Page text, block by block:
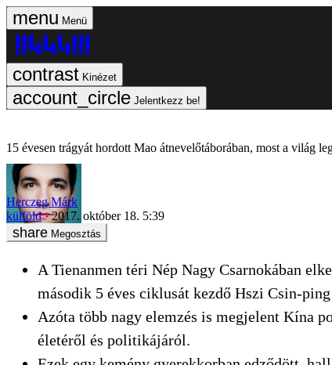
Menü
Kinézet
Jelentkezz be!
15 évesen trágyát hordott Mao átnevelőtáborában, most a világ
Herczeg Márk
külföld
2017. október 18. 5:39
Megosztás
A Tienanmen téri Nép Nagy Csarnokában
második 5 éves ciklusát kezdő Hszi Csin-
Azóta több nagy elemzés is megjelent Kína
életéről és politikájáról.